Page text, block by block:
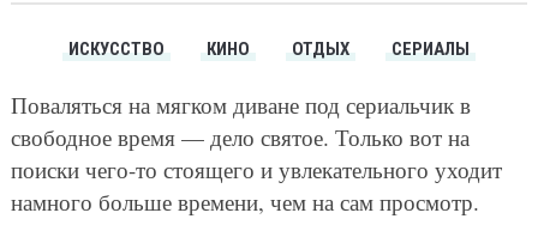
ИСКУССТВО КИНО ОТДЫХ СЕРИАЛЫ
Поваляться на мягком диване под сериальчик в
свободное время — дело святое. Только вот на
поиски чего-то стоящего и увлекательного уходит
намного больше времени, чем на сам просмотр.